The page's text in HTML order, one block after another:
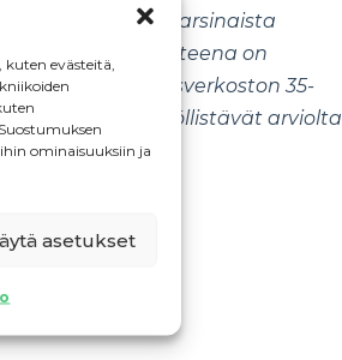
evästeitä,
ominaisuuksiin ja
asetukset
kuuluu 45 varsinaista
Toiminnan tavoitteena on
Uusyrityskeskusverkoston 35-
yritystä, jotka työllistävät arviolta